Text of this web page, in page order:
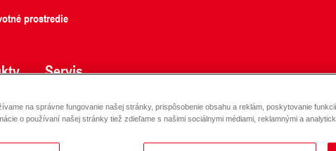
prostredie
Servis
na správne fungovanie našej stránky, prispôsobenie obsahu a reklám, poskytovanie
o používaní našej stránky tiež zdieľame s našimi sociálnymi médiami, reklamnými a